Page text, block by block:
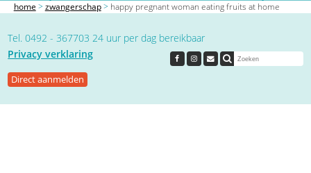
home > zwangerschap> happy pregnant woman eating fruits at home
Tel. 0492 - 367703 24 uur per dag bereikbaar
Privacy verklaring
Direct aanmelden